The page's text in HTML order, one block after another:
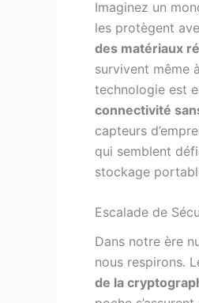
Imaginez un
les protègent
des matériaux
survivent même
technologie est
connectivité
capteurs
qui semblent
stockage
Escalade de
Dans notre ère
nous respirons.
de la